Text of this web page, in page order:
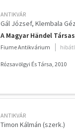
ANTIKVÁR
Gál József Klembala
A Magyar Händel
Fiume Antikvárium
Rózsavölgyi És Társa, 2010
ANTIKVÁR
Timon Kálmán (szerk.)